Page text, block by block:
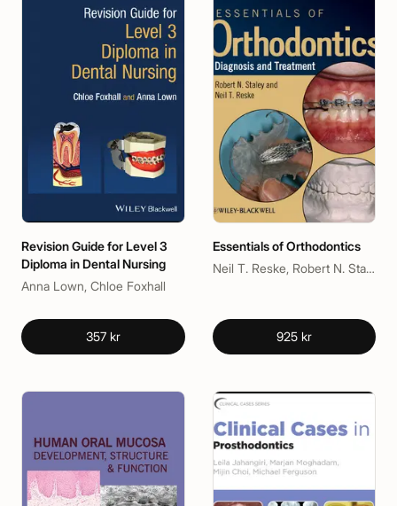
Revision Guide for Level 3
Diploma in Dental Nursing
Anna Lown, Chloe Foxhall
357 kr
Essentials of Orthodontics
Neil T. Reske, Robert N. Staley
925 kr